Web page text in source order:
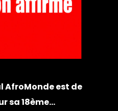
AfroMonde est de
sa 18ème...